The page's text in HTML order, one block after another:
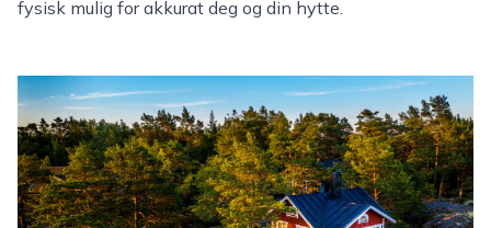
fysisk mulig for akkurat deg og din hytte.